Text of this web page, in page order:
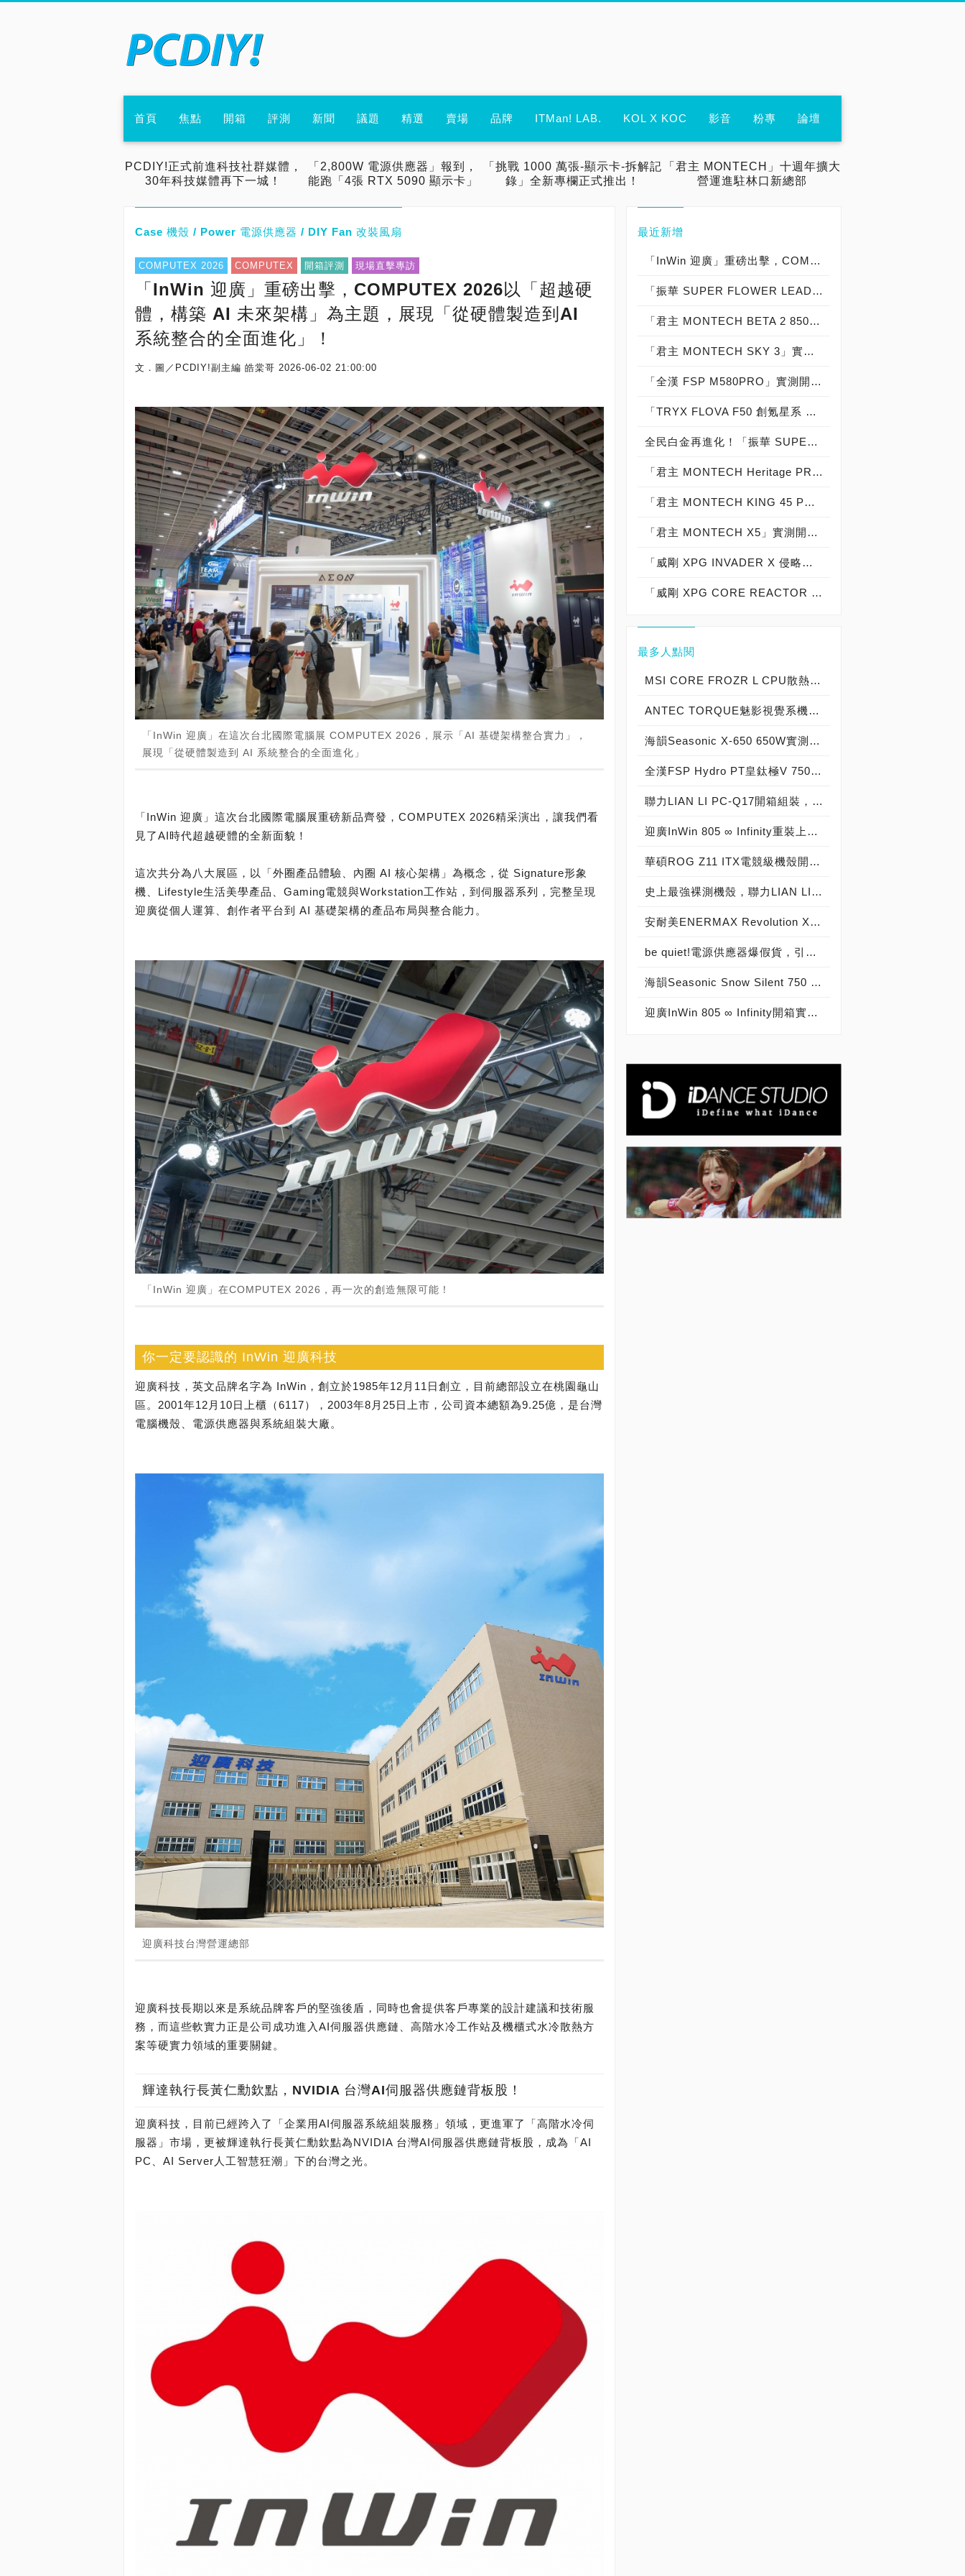
首頁 焦點 開箱 評測 新聞 議題 精選 賣場 品牌 ITMan! LAB. KOL X KOC 影音 粉專 論壇
PCDIY!正式前進科技社群媒體，
30年科技媒體再下一城！
「2,800W 電源供應器」報到，
能跑「4張 RTX 5090 顯示卡」
「挑戰 1000 萬張-顯示卡-拆解記
錄」全新專欄正式推出！
「君主 MONTECH」十週年擴大
營運進駐林口新總部
Case 機殼 / Power 電源供應器 / DIY Fan 改裝風扇
COMPUTEX 2026 COMPUTEX 開箱評測 現場直擊專訪
「InWin 迎廣」重磅出擊，COMPUTEX 2026以「超越硬
體，構築 AI 未來架構」為主題，展現「從硬體製造到AI
系統整合的全面進化」！
文．圖／PCDIY!副主編 皓棠哥 2026-06-02 21:00:00
「InWin 迎廣」在這次台北國際電腦展 COMPUTEX 2026，展示「AI 基礎架構整合實力」，
展現「從硬體製造到 AI 系統整合的全面進化」
「InWin 迎廣」這次台北國際電腦展重磅新品齊發，COMPUTEX 2026精采演出，讓我們看
見了AI時代超越硬體的全新面貌！
這次共分為八大展區，以「外圈產品體驗、內圈 AI 核心架構」為概念，從 Signature形象
機、Lifestyle生活美學產品、Gaming電競與Workstation工作站，到伺服器系列，完整呈現
迎廣從個人運算、創作者平台到 AI 基礎架構的產品布局與整合能力。
「InWin 迎廣」在COMPUTEX 2026，再一次的創造無限可能！
你一定要認識的 InWin 迎廣科技
迎廣科技，英文品牌名字為 InWin，創立於1985年12月11日創立，目前總部設立在桃園龜山
區。2001年12月10日上櫃（6117），2003年8月25日上市，公司資本總額為9.25億，是台灣
電腦機殼、電源供應器與系統組裝大廠。
迎廣科技台灣營運總部
迎廣科技長期以來是系統品牌客戶的堅強後盾，同時也會提供客戶專業的設計建議和技術服
務，而這些軟實力正是公司成功進入AI伺服器供應鏈、高階水冷工作站及機櫃式水冷散熱方
案等硬實力領域的重要關鍵。
輝達執行長黃仁勳欽點，NVIDIA 台灣AI伺服器供應鏈背板股！
迎廣科技，目前已經跨入了「企業用AI伺服器系統組裝服務」領域，更進軍了「高階水冷伺
服器」市場，更被輝達執行長黃仁勳欽點為NVIDIA 台灣AI伺服器供應鏈背板股，成為「AI
PC、AI Server人工智慧狂潮」下的台灣之光。
最近新增
「InWin 迎廣」重磅出擊，COMPUTEX 2026以「超越硬體，構築 AI 未來架構」為主題，展現「從硬體製造到AI系統整合的全面進化」！
「振華 SUPER FLOWER LEADEX III PLATINUM ATX 3.1 1000W」實測開箱，Cybenetics PLATINUM白金牌認證「PCIe 5.1 單原生 12V-2x6 連接器 」電源供應器 feat. NVIDIA GeForce RTX 5090 顯示卡 絕佳組合！
「君主 MONTECH BETA 2 850W ATX 3.1」實測開箱，80 PLUS Bronze 銅牌認證「PCIe 5.1 單原生 12V-2x6 連接器」直出線電源供應器 feat. NVIDIA GeForce RTX 5080 顯示卡 超值搭機組合！
「君主 MONTECH SKY 3」實測開箱，「天際視界」模組化艙體物超所值「海景房機殼」
「全漢 FSP M580PRO」實測開箱，「270°全景視野」ZenFAN智慧數位顯示監控「曲面玻璃海景機殼」
「TRYX FLOVA F50 創氪星系 繁花」實測開箱，「時尚美學」玻璃透側「織感文藝精品機殼」faet. TDP：380W解熱能力「TRYX STAGE 360 ARGB 影域」水冷散熱器！
全民白金再進化！「振華 SUPER FLOWER」發表全新世代「LEADEX III Platinum ATX 3.1」電源供應器！
「君主 MONTECH Heritage PRO」實測開箱，時尚美學玻璃透側「皮革精品機殼」
「君主 MONTECH KING 45 PRO」實測開箱，煙囪散熱斜角風扇「顏質海景房電腦機殼」 feat. TDP：360W解熱能力「MONTECH HyperFlow Digital 360 水冷散熱器」
「君主 MONTECH X5」實測開箱，熱血基因玻璃透側「質感平價電腦機殼」feat. TDP：240W解熱能力「MONTECH NX400 ARGB CPU空冷散熱器」
「威剛 XPG INVADER X 侵略者」實機開箱，「海景房」雙面玻璃透側機殼！
「威剛 XPG CORE REACTOR II 850W」實測開箱，「80 PLUS Gold 金牌認證」模組化十年保固「ATX 3.0 電源供應器」
最多人點閱
MSI CORE FROZR L CPU散熱器實測開箱，微星電競產品再添新兵
ANTEC TORQUE魅影視覺系機殼開箱，安鈦克戰鬥機俯衝攻擊概念電競機箱新登場！
海韻Seasonic X-650 650W實測開箱，80 PLUS GOLD金牌認證電源供應器中的優質精品！
全漢FSP Hydro PT皇鈦極V 750W實測開箱，80 PLUS Platinum白金認證電源供應器！
聯力LIAN LI PC-Q17開箱組裝，實機安裝大作戰！
迎廣InWin 805 ∞ Infinity重裝上陣，電腦精品機殼中的頂尖之作！
華碩ROG Z11 ITX電競級機殼開箱DIY，大顯卡也照吃不誤、專為挑戰極限而生！
史上最強裸測機殼，聯力LIAN LI PC-T80裸測架！
安耐美ENERMAX Revolution X't II 550W金緻冰核二代實測開箱，80PLUS金牌半模組電源供應器優質精品！
be quiet!電源供應器爆假貨，引爆了鍵盤大戰！
海韻Seasonic Snow Silent 750 750W實測開箱，台灣品牌電源供應器中的經典之作！
迎廣InWin 805 ∞ Infinity開箱實裝，史上最強炫光透側機殼！